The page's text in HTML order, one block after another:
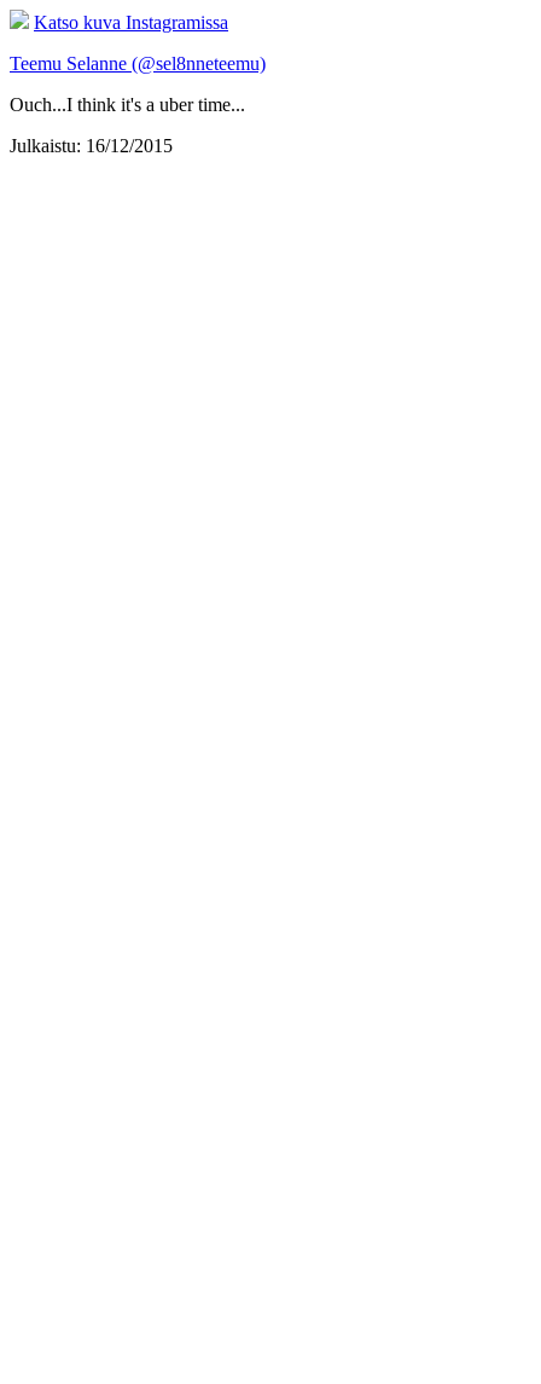
Katso kuva Instagramissa
Teemu Selanne (@sel8nneteemu)
Ouch...I think it's a uber time...
Julkaistu: 16/12/2015